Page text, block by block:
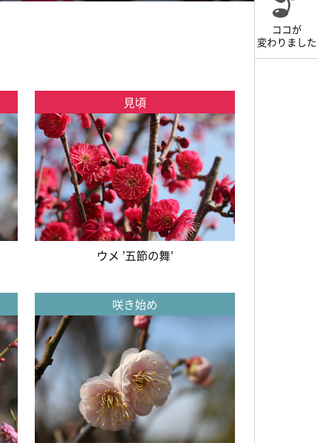
ココが
変わりました
見頃
ウメ ’五節の舞’
咲き始め